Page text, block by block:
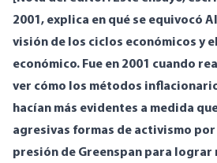
2001, explica en qué se equivocó
visión de los ciclos económicos y
económico. Fue en 2001 cuando
ver cómo los métodos
hacían más evidentes a medida
agresivas formas de activismo por
presión de Greenspan para lograr